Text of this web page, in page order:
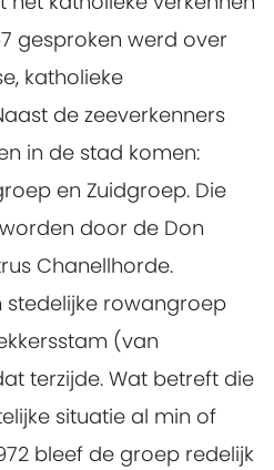
gesproken werd over
katholieke
de zeeverkenners
in de stad komen:
en Zuidgroep. Die
door de Don
Chanellhorde.
stedelijke rowangroep
(van
terzijde. Wat betreft die
situatie al min of
bleef de groep redelijk